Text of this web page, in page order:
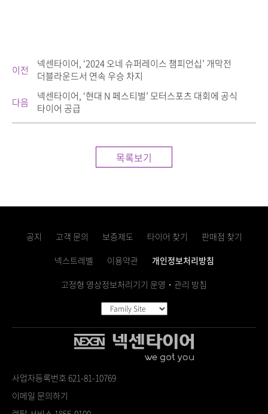
이전
넥센타이어, ‘2024 오네 슈퍼레이스 챔피언십’ 개막전
더블라운드서 연속 우승 차지
다음
넥센타이어, ‘현대 N 페스티벌’ 모터스포츠 대회에 공식
타이어 공급
목록보기
공지 고객 문의 보증제도 타이어 찾기
판매점 찾기
넥스트레벨
이용약관
개인정보처리방침
고정형 영상정보처리기기 운영・관리 방침
사업자등록번호 621-81-10769
이메일 문의하기